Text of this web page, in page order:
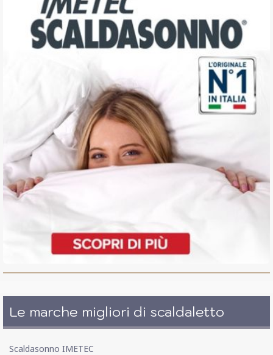
Le marche migliori di scaldaletto
Scaldasonno IMETEC